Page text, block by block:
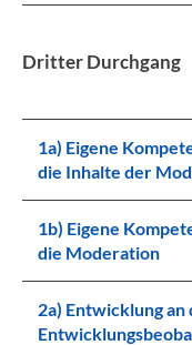
Dritter Durchgang
1a) Eigene
die Inhalte der
1b) Eigene
die Moderation
2a) Entwicklung